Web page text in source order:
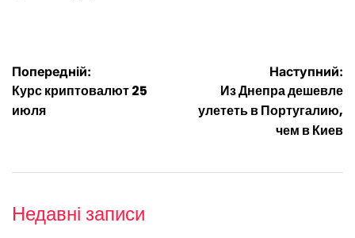
Навігація
записів
Попередній:
Курс криптовалют 25
июля
Наступний:
Из Днепра дешевле
улететь в Португалию,
чем в Киев
Недавні записи